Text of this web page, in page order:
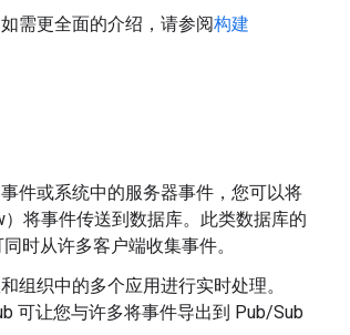
需更全面的介绍，请参阅构建
件或系统中的服务器事件，您可以将
将事件传送到数据库。此类数据库的
时从许多客户端收集事件。
组织中的多个应用进行实时处理。
可让您与许多将事件导出到 Pub/Sub